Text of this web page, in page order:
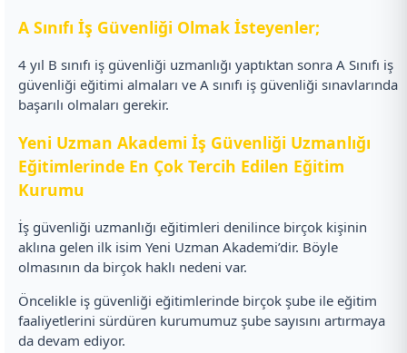
A Sınıfı İş Güvenliği Olmak İsteyenler;
4 yıl B sınıfı iş güvenliği uzmanlığı yaptıktan sonra A Sınıfı iş
güvenliği eğitimi almaları ve A sınıfı iş güvenliği sınavlarında
başarılı olmaları gerekir.
Yeni Uzman Akademi İş Güvenliği Uzmanlığı
Eğitimlerinde En Çok Tercih Edilen Eğitim
Kurumu
İş güvenliği uzmanlığı eğitimleri denilince birçok kişinin
aklına gelen ilk isim Yeni Uzman Akademi’dir. Böyle
olmasının da birçok haklı nedeni var.
Öncelikle iş güvenliği eğitimlerinde birçok şube ile eğitim
faaliyetlerini sürdüren kurumumuz şube sayısını artırmaya
da devam ediyor.